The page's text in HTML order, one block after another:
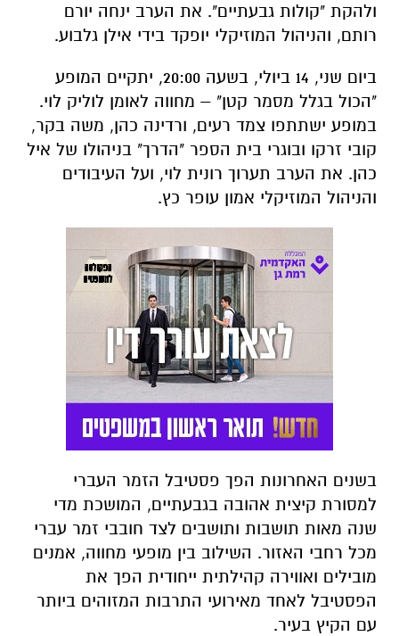
ולהקת "קולות גבעתיים". את הערב ינחה יורם
רותם, והניהול המוזיקלי יופקד בידי אילן גלבוע.
ביום שני, 14 ביולי, בשעה 20:00, יתקיים המופע
"הכול בגלל מסמר קטן" – מחווה לאומן לוליק לוי.
במופע ישתתפו צמד רעים, ורדינה כהן, משה בקר,
קובי זרקו ובוגרי בית הספר "הדרך" בניהולו של איל
כהן. את הערב תערוך רונית לוי, ועל העיבודים
והניהול המוזיקלי אמון עופר כץ.
בשנים האחרונות הפך פסטיבל הזמר העברי
למסורת קיצית אהובה בגבעתיים, המושכת מדי
שנה מאות תושבות ותושבים לצד חובבי זמר עברי
מכל רחבי האזור. השילוב בין מופעי מחווה, אמנים
מובילים ואווירה קהילתית ייחודית הפך את
הפסטיבל לאחד מאירועי התרבות המזוהים ביותר
עם הקיץ בעיר.